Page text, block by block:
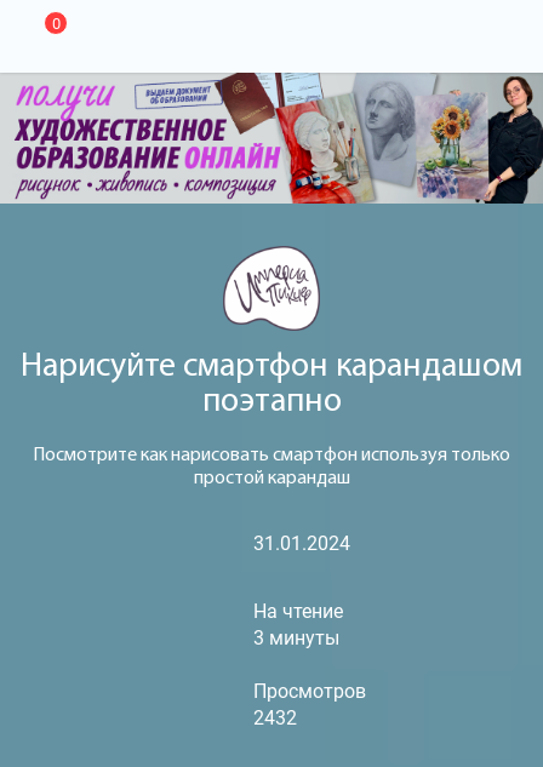
0
Нарисуйте смартфон карандашом
поэтапно
Посмотрите как нарисовать смартфон используя только
простой карандаш
31.01.2024
На чтение
3 минуты
Просмотров
2432